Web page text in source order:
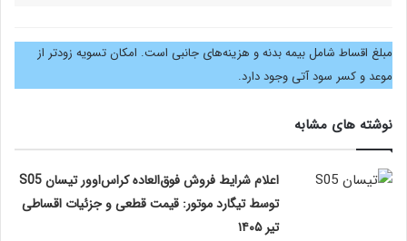
مبلغ اقساط شامل بیمه بدنه و هزینه‌های جانبی است. امکان تسویه زودتر از
موعد و کسر سود آتی وجود دارد.
نوشته های مشابه
اعلام شرایط فروش فوق‌العاده کراس‌اوور تیسان S05
توسط تیگارد موتور: قیمت قطعی و جزئیات اقساطی
تیر ۱۴۰۵